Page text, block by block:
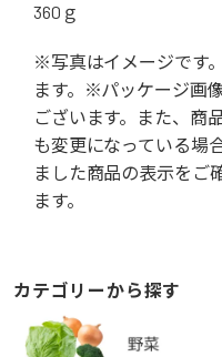
360ｇ
※写真はイメージです
ます。※パッケージ画
ございます。また、商
も変更になっている場
ました商品の表示をご
ます。
カテゴリーから探す